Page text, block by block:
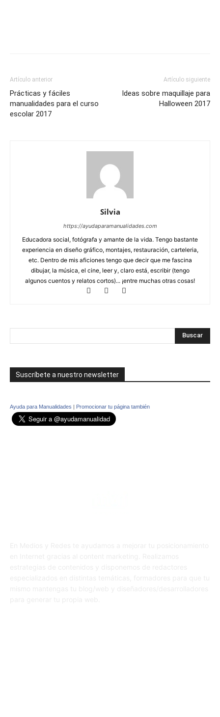
Artículo anterior
Prácticas y fáciles
manualidades para el curso
escolar 2017
Artículo siguiente
Ideas sobre maquillaje para
Halloween 2017
Silvia
https://ayudaparamanualidades.com
Educadora social, fotógrafa y amante de la vida. Tengo bastante
experiencia en diseño gráfico, montajes, restauración, carteleria,
etc. Dentro de mis aficiones tengo que decir que me fascina
dibujar, la música, el cine, leer y, claro está, escribir (tengo
algunos cuentos y relatos cortos)... ¡entre muchas otras cosas!
Suscríbete a nuestro newsletter
Ayuda para Manualidades | Promocionar tu página también